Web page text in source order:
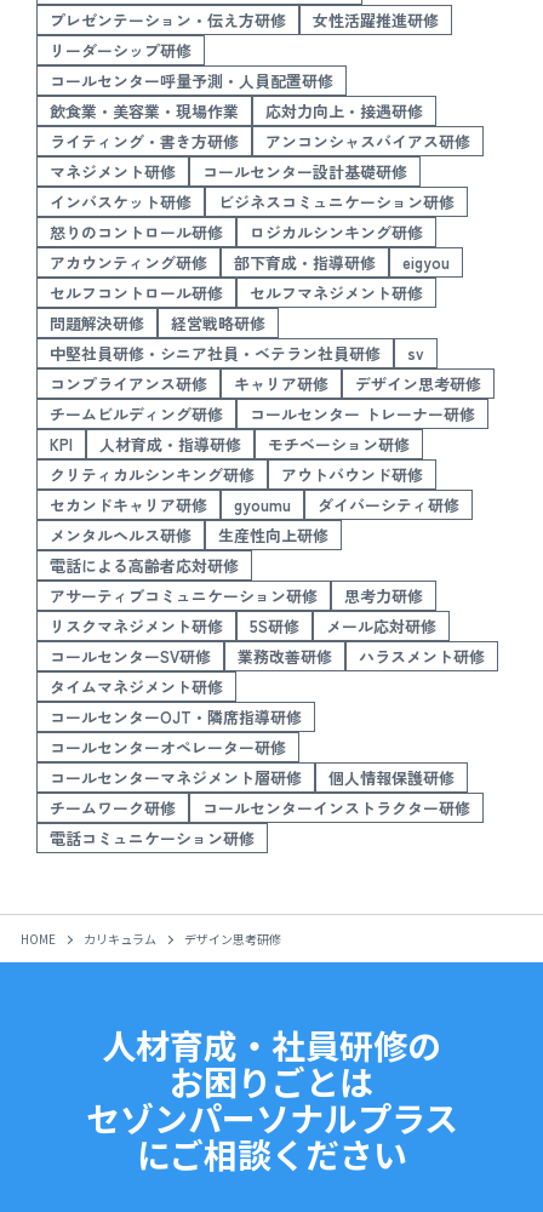
プレゼンテーション・伝え方研修
女性活躍推進研修
リーダーシップ研修
コールセンター呼量予測・人員配置研修
飲食業・美容業・現場作業
応対力向上・接遇研修
ライティング・書き方研修
アンコンシャスバイアス研修
マネジメント研修
コールセンター設計基礎研修
インバスケット研修
ビジネスコミュニケーション研修
怒りのコントロール研修
ロジカルシンキング研修
アカウンティング研修
部下育成・指導研修
eigyou
セルフコントロール研修
セルフマネジメント研修
問題解決研修
経営戦略研修
中堅社員研修・シニア社員・ベテラン社員研修
sv
コンプライアンス研修
キャリア研修
デザイン思考研修
チームビルディング研修
コールセンター トレーナー研修
KPI
人材育成・指導研修
モチベーション研修
クリティカルシンキング研修
アウトバウンド研修
セカンドキャリア研修
gyoumu
ダイバーシティ研修
メンタルヘルス研修
生産性向上研修
電話による高齢者応対研修
アサーティブコミュニケーション研修
思考力研修
リスクマネジメント研修
5S研修
メール応対研修
コールセンターSV研修
業務改善研修
ハラスメント研修
タイムマネジメント研修
コールセンターOJT・隣席指導研修
コールセンターオペレーター研修
コールセンターマネジメント層研修
個人情報保護研修
チームワーク研修
コールセンターインストラクター研修
電話コミュニケーション研修
HOME カリキュラム デザイン思考研修
人材育成・社員研修の
お困りごとは
セゾンパーソナルプラス
にご相談ください